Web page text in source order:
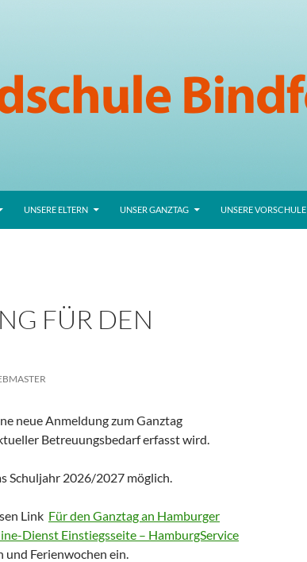
UNSERE ELTERN UNSER GANZTAG UNSERE VORSCHULE
FÜR DEN
neue Anmeldung zum Ganztag
Betreuungsbedarf erfasst wird.
Schuljahr 2026/2027 möglich.
Link Für den Ganztag an Hamburger
Dienst Einstiegsseite – HamburgService
und Ferienwochen ein.